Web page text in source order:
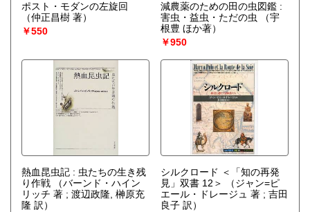
ポスト・モダンの左旋回
（仲正昌樹 著）
￥550
減農薬のための田の虫図鑑 :
害虫・益虫・ただの虫
（宇
根豊 ほか著）
￥950
熱血昆虫記 : 虫たちの生き残
り作戦
（バーンド・ハイン
リッチ 著 ; 渡辺政隆, 榊原充
隆 訳）
シルクロード ＜「知の再発
見」双書 12＞
（ジャン=ピ
エール・ドレージュ 著 ; 吉田
良子 訳）